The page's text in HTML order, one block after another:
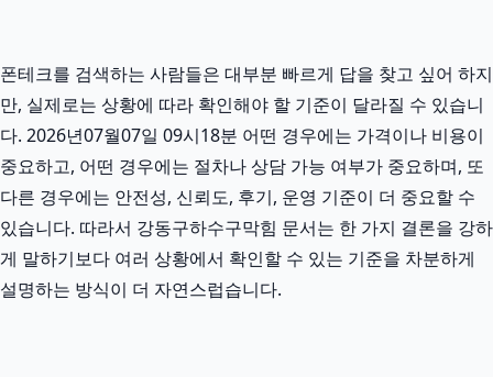
폰테크를 검색하는 사람들은 대부분 빠르게 답을 찾고 싶어 하지
만, 실제로는 상황에 따라 확인해야 할 기준이 달라질 수 있습니
다. 2026년07월07일 09시18분 어떤 경우에는 가격이나 비용이
중요하고, 어떤 경우에는 절차나 상담 가능 여부가 중요하며, 또
다른 경우에는 안전성, 신뢰도, 후기, 운영 기준이 더 중요할 수
있습니다. 따라서 강동구하수구막힘 문서는 한 가지 결론을 강하
게 말하기보다 여러 상황에서 확인할 수 있는 기준을 차분하게
설명하는 방식이 더 자연스럽습니다.